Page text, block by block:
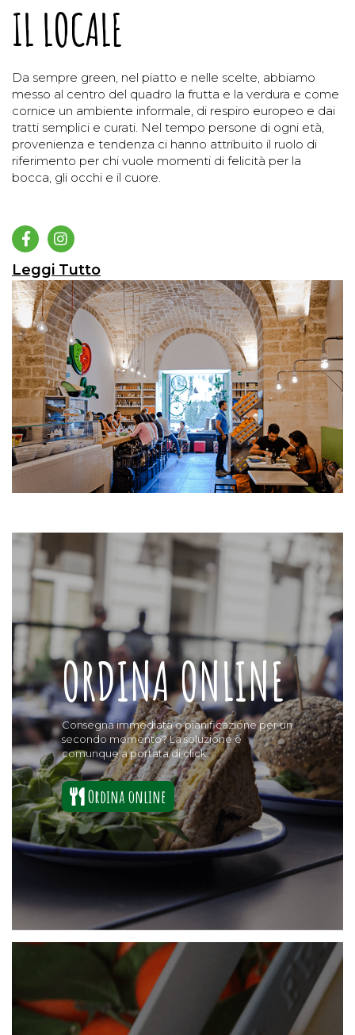
IL LOCALE
Da sempre green, nel piatto e nelle scelte, abbiamo
messo al centro del quadro la frutta e la verdura e come
cornice un ambiente informale, di respiro europeo e dai
tratti semplici e curati. Nel tempo persone di ogni età,
provenienza e tendenza ci hanno attribuito il ruolo di
riferimento per chi vuole momenti di felicità per la
bocca, gli occhi e il cuore.
Leggi Tutto
ORDINA ONLINE
Consegna immediata o pianificazione per un
secondo momento? La soluzione è
comunque a portata di click.
Ordina online